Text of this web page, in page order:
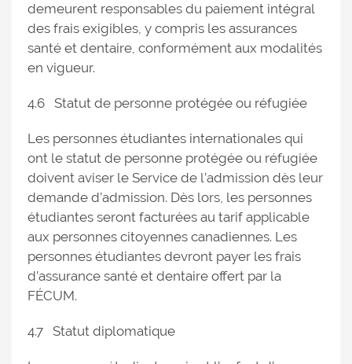
demeurent responsables du paiement intégral
des frais exigibles, y compris les assurances
santé et dentaire, conformément aux modalités
en vigueur.
4.6 Statut de personne protégée ou réfugiée
Les personnes étudiantes internationales qui
ont le statut de personne protégée ou réfugiée
doivent aviser le Service de l’admission dès leur
demande d’admission. Dès lors, les personnes
étudiantes seront facturées au tarif applicable
aux personnes citoyennes canadiennes. Les
personnes étudiantes devront payer les frais
d’assurance santé et dentaire offert par la
FÉCUM.
4.7 Statut diplomatique